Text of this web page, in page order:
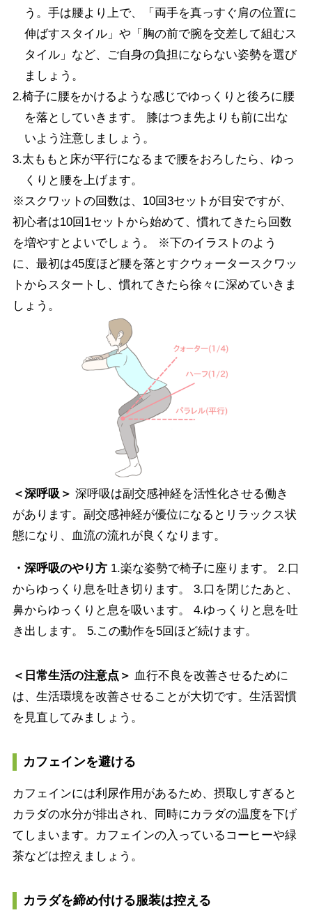
う。手は腰より上で、「両手を真っすぐ肩の位置に
伸ばすスタイル」や「胸の前で腕を交差して組むス
タイル」など、ご自身の負担にならない姿勢を選び
ましょう。
2.椅子に腰をかけるような感じでゆっくりと後ろに腰
を落としていきます。 膝はつま先よりも前に出な
いよう注意しましょう。
3.太ももと床が平行になるまで腰をおろしたら、ゆっ
くりと腰を上げます。
※スクワットの回数は、10回3セットが目安ですが、
初心者は10回1セットから始めて、慣れてきたら回数
を増やすとよいでしょう。 ※下のイラストのよう
に、最初は45度ほど腰を落とすクウォータースクワッ
トからスタートし、慣れてきたら徐々に深めていきま
しょう。
＜深呼吸＞ 深呼吸は副交感神経を活性化させる働き
があります。副交感神経が優位になるとリラックス状
態になり、血流の流れが良くなります。
・深呼吸のやり方1.楽な姿勢で椅子に座ります。 2.口
からゆっくり息を吐き切ります。 3.口を閉じたあと、
鼻からゆっくりと息を吸います。 4.ゆっくりと息を吐
き出します。 5.この動作を5回ほど続けます。
＜日常生活の注意点＞ 血行不良を改善させるために
は、生活環境を改善させることが大切です。生活習慣
を見直してみましょう。
カフェインを避ける
カフェインには利尿作用があるため、摂取しすぎると
カラダの水分が排出され、同時にカラダの温度を下げ
てしまいます。カフェインの入っているコーヒーや緑
茶などは控えましょう。
カラダを締め付ける服装は控える